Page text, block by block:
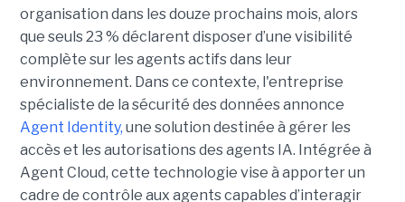
organisation dans les douze prochains mois, alors
que seuls 23 % déclarent disposer d’une visibilité
complète sur les agents actifs dans leur
environnement. Dans ce contexte, l'entreprise
spécialiste de la sécurité des données annonce
Agent Identity, une solution destinée à gérer les
accès et les autorisations des agents IA. Intégrée à
Agent Cloud, cette technologie vise à apporter un
cadre de contrôle aux agents capables d’interagir